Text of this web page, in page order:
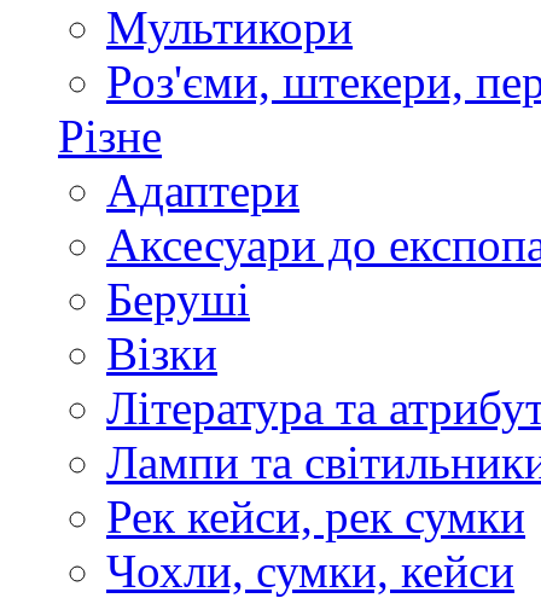
Мультикори
Роз'єми, штекери,
Різне
Адаптери
Аксесуари до
Беруші
Візки
Література та
Лампи та
Рек кейси, рек сумки
Чохли, сумки, кейси